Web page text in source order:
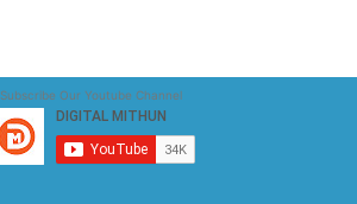
Subscribe Our Youtube Channel